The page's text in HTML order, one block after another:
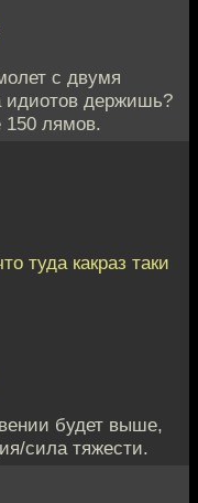
с двумя
идиотов держишь?
150 лямов.
туда какраз таки
будет выше,
сила тяжести.